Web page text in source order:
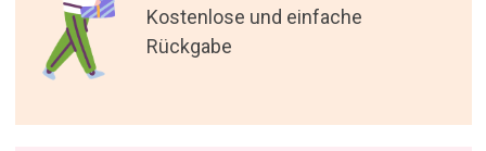
Kostenlose und einfache
Rückgabe